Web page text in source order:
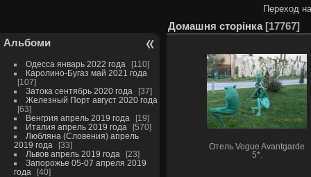
Переход
Альбоми
Одесса январь 2022 года
110
Каролино-Бугаз май 2021 года
107
Затока сентябрь 2020 года
37
Железный Порт август 2020 года
63
Венгрия апрель 2019 года
19
Италия апрель 2019 года
570
Любляна (Словения) апрель
2019 года
33
Львов апрель 2019 года
23
Запорожье 05-07 апреля 2019
года
40
Домашня сторінка 17767
Отель Vogue Avantgarde
5*.